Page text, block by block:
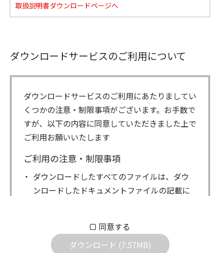
取扱説明書ダウンロードページへ
ダウンロードサービスのご利用について
ダウンロードサービスのご利用にあたりましてい
くつかの注意・制限事項がございます。お手数で
すが、以下の内容に同意していただきました上で
ご利用お願いいたします
ご利用の注意・制限事項
ダウンロードしたすべてのファイルは、ダウ
ンロードしたドキュメントファイルの記載に
社は一切の責任を負いません。また、ファイ
ルの内容などの変更は一切行わないでくださ
同意する
ダウンロード (7.57MB)